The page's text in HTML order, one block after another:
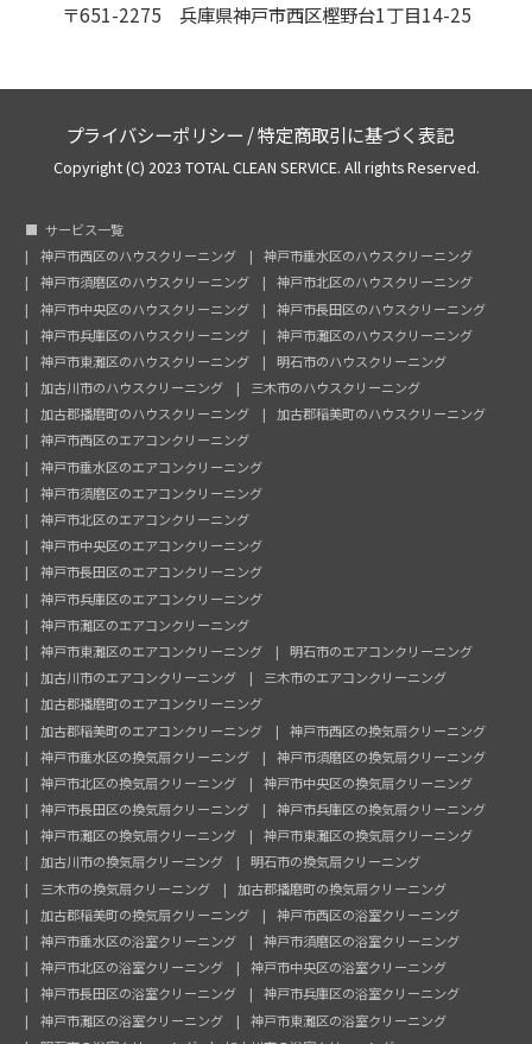
〒651-2275 兵庫県神戸市西区樫野台1丁目14-25
プライバシーポリシー /特定商取引に基づく表記
Copyright (C) 2023 TOTAL CLEAN SERVICE. All rights Reserved.
サービス一覧
神戸市西区のハウスクリーニング
神戸市垂水区のハウスクリーニング
神戸市須磨区のハウスクリーニング
神戸市北区のハウスクリーニング
神戸市中央区のハウスクリーニング
神戸市長田区のハウスクリーニング
神戸市兵庫区のハウスクリーニング
神戸市灘区のハウスクリーニング
神戸市東灘区のハウスクリーニング
明石市のハウスクリーニング
加古川市のハウスクリーニング
三木市のハウスクリーニング
加古郡播磨町のハウスクリーニング
加古郡稲美町のハウスクリーニング
神戸市西区のエアコンクリーニング
神戸市垂水区のエアコンクリーニング
神戸市須磨区のエアコンクリーニング
神戸市北区のエアコンクリーニング
神戸市中央区のエアコンクリーニング
神戸市長田区のエアコンクリーニング
神戸市兵庫区のエアコンクリーニング
神戸市灘区のエアコンクリーニング
神戸市東灘区のエアコンクリーニング
明石市のエアコンクリーニング
加古川市のエアコンクリーニング
三木市のエアコンクリーニング
加古郡播磨町のエアコンクリーニング
加古郡稲美町のエアコンクリーニング
神戸市西区の換気扇クリーニング
神戸市垂水区の換気扇クリーニング
神戸市須磨区の換気扇クリーニング
神戸市北区の換気扇クリーニング
神戸市中央区の換気扇クリーニング
神戸市長田区の換気扇クリーニング
神戸市兵庫区の換気扇クリーニング
神戸市灘区の換気扇クリーニング
神戸市東灘区の換気扇クリーニング
加古川市の換気扇クリーニング
明石市の換気扇クリーニング
三木市の換気扇クリーニング
加古郡播磨町の換気扇クリーニング
加古郡稲美町の換気扇クリーニング
神戸市西区の浴室クリーニング
神戸市垂水区の浴室クリーニング
神戸市須磨区の浴室クリーニング
神戸市北区の浴室クリーニング
神戸市中央区の浴室クリーニング
神戸市長田区の浴室クリーニング
神戸市兵庫区の浴室クリーニング
神戸市灘区の浴室クリーニング
神戸市東灘区の浴室クリーニング